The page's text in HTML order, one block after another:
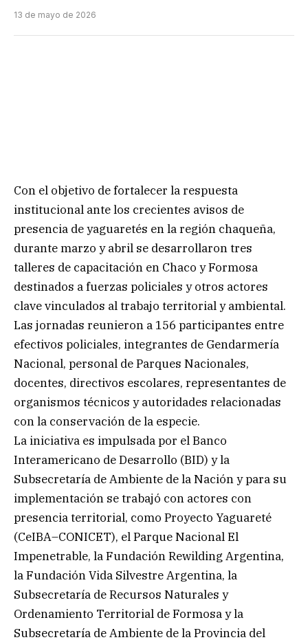
13 de mayo de 2026
Con el objetivo de fortalecer la respuesta
institucional ante los crecientes avisos de
presencia de yaguaretés en la región chaqueña,
durante marzo y abril se desarrollaron tres
talleres de capacitación en Chaco y Formosa
destinados a fuerzas policiales y otros actores
clave vinculados al trabajo territorial y ambiental.
Las jornadas reunieron a 156 participantes entre
efectivos policiales, integrantes de Gendarmería
Nacional, personal de Parques Nacionales,
docentes, directivos escolares, representantes de
organismos técnicos y autoridades relacionadas
con la conservación de la especie.
La iniciativa es impulsada por el Banco
Interamericano de Desarrollo (BID) y la
Subsecretaría de Ambiente de la Nación y para su
implementación se trabajó con actores con
presencia territorial, como Proyecto Yaguareté
(CeIBA–CONICET), el Parque Nacional El
Impenetrable, la Fundación Rewilding Argentina,
la Fundación Vida Silvestre Argentina, la
Subsecretaría de Recursos Naturales y
Ordenamiento Territorial de Formosa y la
Subsecretaría de Ambiente de la Provincia del